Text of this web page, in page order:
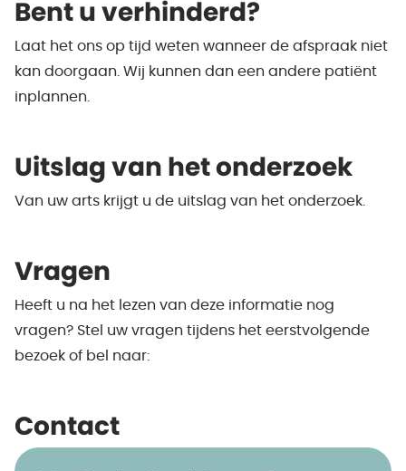
Bent u verhinderd?
Laat het ons op tijd weten wanneer de afspraak niet
kan doorgaan. Wij kunnen dan een andere patiënt
inplannen.
Uitslag van het onderzoek
Van uw arts krijgt u de uitslag van het onderzoek.
Vragen
Heeft u na het lezen van deze informatie nog
vragen? Stel uw vragen tijdens het eerstvolgende
bezoek of bel naar:
Contact